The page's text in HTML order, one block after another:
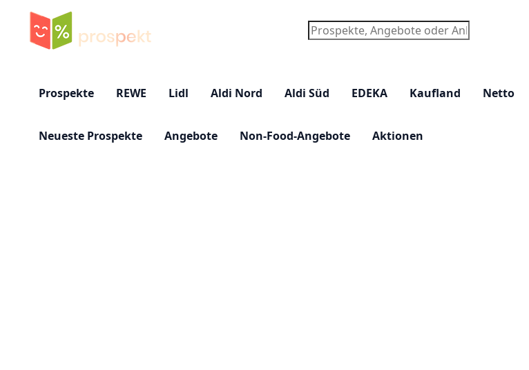
Suchen
Prospekte REWE Lidl Aldi Nord Aldi Süd EDEKA Kaufland Netto
Neueste Prospekte Angebote Non-Food-Angebote Aktionen